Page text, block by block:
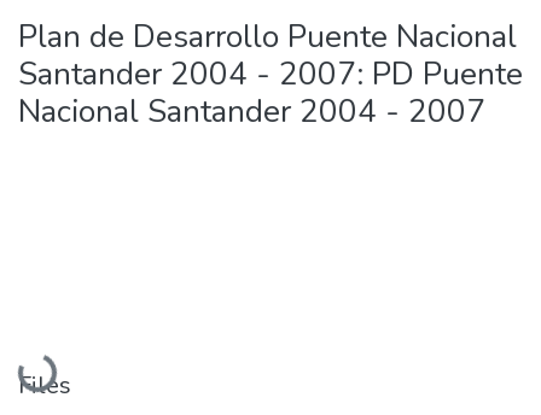
Plan de Desarrollo Puente Nacional
Santander 2004 - 2007: PD Puente
Nacional Santander 2004 - 2007
Loading...
Files